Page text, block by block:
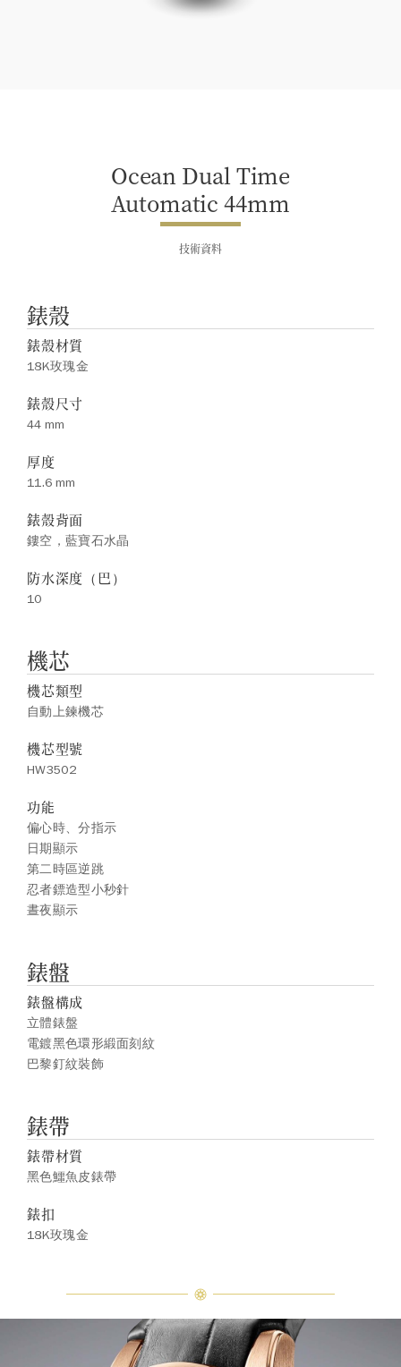
Ocean Dual Time
Automatic 44mm
技術資料
錶殼
錶殼材質
18K玫瑰金
錶殼尺寸
44 mm
厚度
11.6 mm
錶殼背面
鏤空，藍寶石水晶
防水深度（巴）
10
機芯
機芯類型
自動上鍊機芯
機芯型號
HW3502
功能
偏心時、分指示
日期顯示
第二時區逆跳
忍者鏢造型小秒針
晝夜顯示
錶盤
錶盤構成
立體錶盤
電鍍黑色環形緞面刻紋
巴黎釘紋裝飾
錶帶
錶帶材質
黑色鱷魚皮錶帶
錶扣
18K玫瑰金